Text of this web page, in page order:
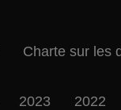
Charte sur les
2023 2022